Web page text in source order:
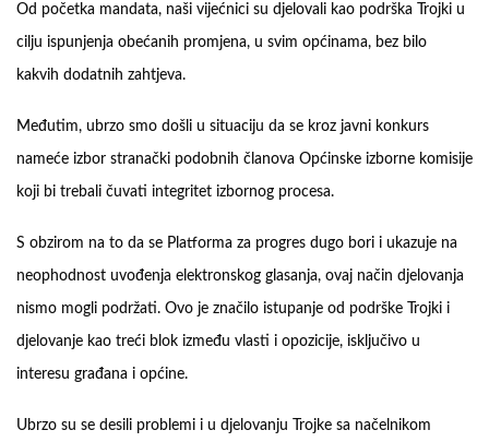
Od početka mandata, naši vijećnici su djelovali kao podrška Trojki u
cilju ispunjenja obećanih promjena, u svim općinama, bez bilo
kakvih dodatnih zahtjeva.
Međutim, ubrzo smo došli u situaciju da se kroz javni konkurs
nameće izbor stranački podobnih članova Općinske izborne komisije
koji bi trebali čuvati integritet izbornog procesa.
S obzirom na to da se Platforma za progres dugo bori i ukazuje na
neophodnost uvođenja elektronskog glasanja, ovaj način djelovanja
nismo mogli podržati. Ovo je značilo istupanje od podrške Trojki i
djelovanje kao treći blok između vlasti i opozicije, isključivo u
interesu građana i općine.
Ubrzo su se desili problemi i u djelovanju Trojke sa načelnikom